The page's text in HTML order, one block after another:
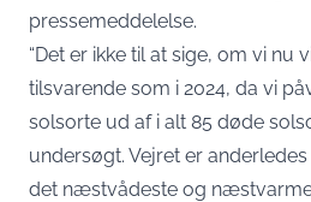
pressemeddelelse.
“Det er ikke til at sige, om vi nu
tilsvarende som i 2024, da vi
solsorte ud af i alt 85 døde
undersøgt. Vejret er
det næstvådeste og